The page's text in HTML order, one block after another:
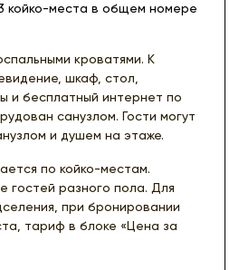
койко-места в общем номере
кроватями. К
шкаф, стол,
и бесплатный интернет по
санузлом. Гости могут
и душем на этаже.
по койко-местам.
гостей разного пола. Для
при бронировании
тариф в блоке «Цена за